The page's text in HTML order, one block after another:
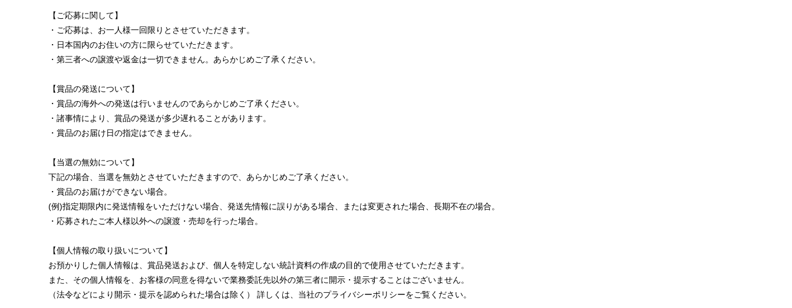
【ご応募に関して】
・ご応募は、お一人様一回限りとさせていただきます。
・日本国内のお住いの方に限らせていただきます。
・第三者への譲渡や返金は一切できません。あらかじめご了承ください。
【賞品の発送について】
・賞品の海外への発送は行いませんのであらかじめご了承ください。
・諸事情により、賞品の発送が多少遅れることがあります。
・賞品のお届け日の指定はできません。
【当選の無効について】
下記の場合、当選を無効とさせていただきますので、あらかじめご了承ください。
・賞品のお届けができない場合。
(例)指定期限内に発送情報をいただけない場合、発送先情報に誤りがある場合、または変更された場合、長期不在の場合。
・応募されたご本人様以外への譲渡・売却を行った場合。
【個人情報の取り扱いについて】
お預かりした個人情報は、賞品発送および、個人を特定しない統計資料の作成の目的で使用させていただきます。
また、その個人情報を、お客様の同意を得ないで業務委託先以外の第三者に開示・提示することはございません。
（法令などにより開示・提示を認められた場合は除く） 詳しくは、当社のプライバシーポリシーをご覧ください。